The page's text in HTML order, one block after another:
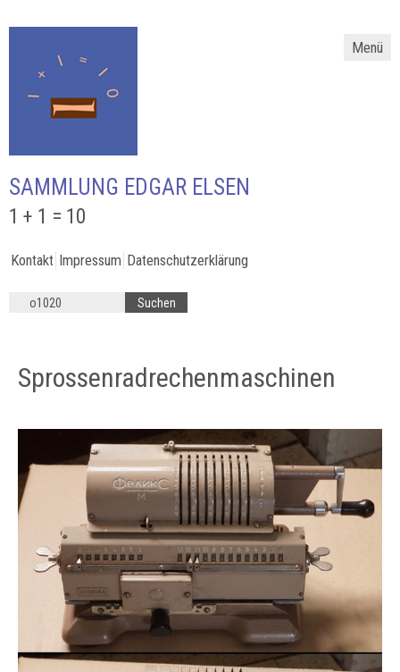
Menü
SAMMLUNG EDGAR ELSEN
1 + 1 = 10
Kontakt Impressum Datenschutzerklärung
Sprossenradrechenmaschinen